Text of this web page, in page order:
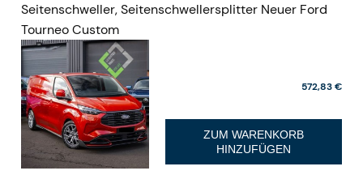
Seitenschweller, Seitenschwellersplitter Neuer Ford
Tourneo Custom
572,83 €
ZUM WARENKORB
HINZUFÜGEN